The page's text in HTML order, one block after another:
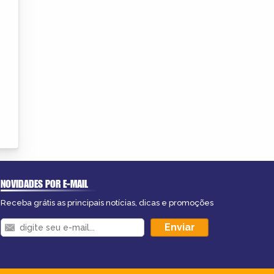
NOVIDADES POR E-MAIL
Receba grátis as principais notícias, dicas e promoções